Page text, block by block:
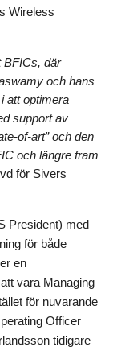
Wireless
BFICs, där
och hans
att optimera
support av
of-art” och den
och längre fram
för Sivers
President) med
för både
en
vara Managing
för nuvarande
Officer
tidigare